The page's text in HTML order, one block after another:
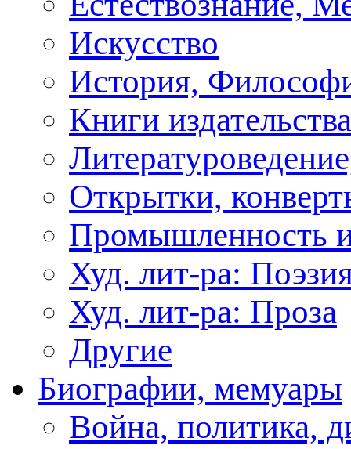
Искусство
История,
Книги
Открытки,
Промышленность
Худ. лит-ра:
Худ. лит-ра: Проза
Другие
Биографии, мемуары
Война, политика,